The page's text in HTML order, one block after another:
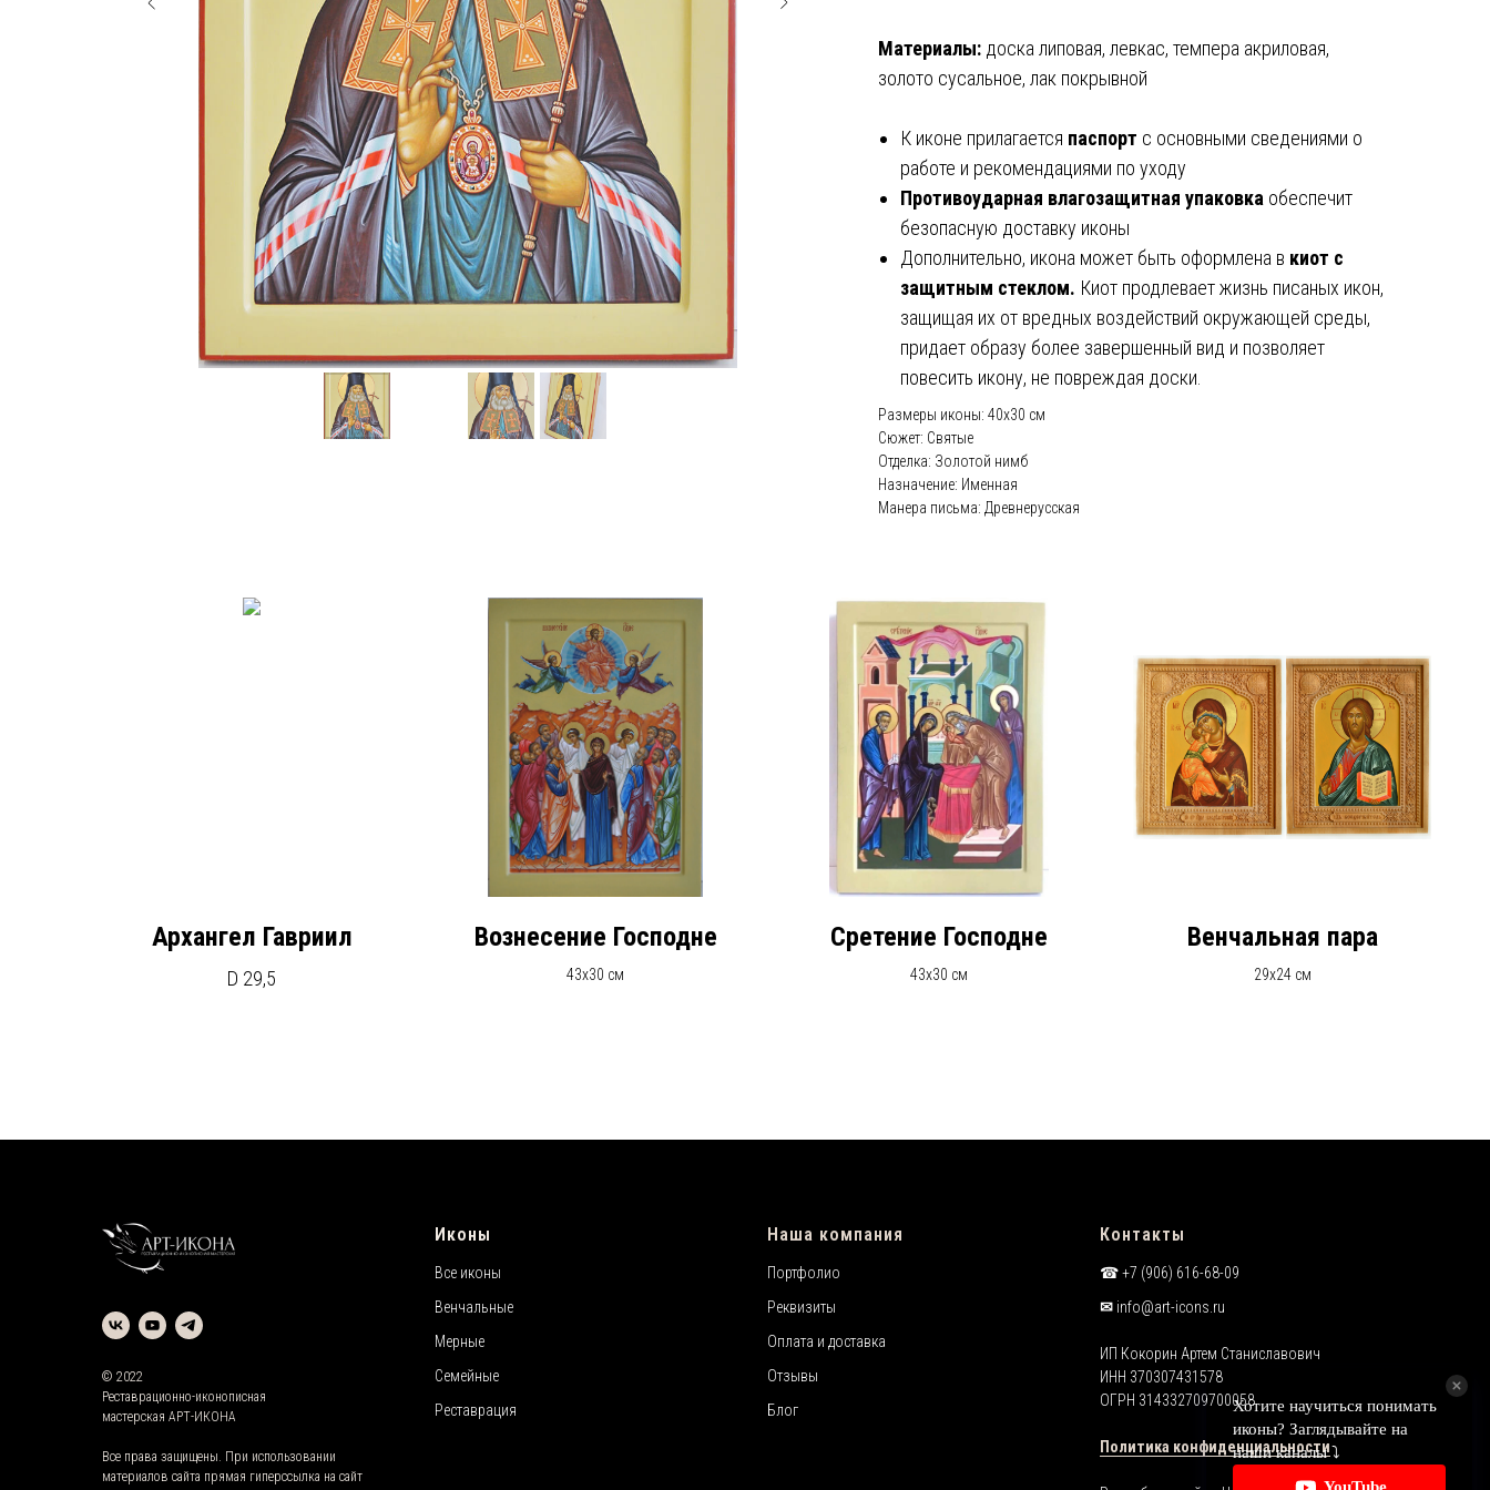
Материалы: доска липовая, левкас, темпера акриловая,
золото сусальное, лак покрывной
К иконе прилагается паспорт с основными сведениями о
работе и рекомендациями по уходу
Противоударная влагозащитная упаковка обеспечит
безопасную доставку иконы
Дополнительно, икона может быть оформлена в киот с
защитным стеклом. Киот продлевает жизнь писаных икон,
защищая их от вредных воздействий окружающей среды,
придает образу более завершенный вид и позволяет
повесить икону, не повреждая доски.
Размеры иконы: 40х30 см
Сюжет: Святые
Отделка: Золотой нимб
Назначение: Именная
Манера письма: Древнерусская
Архангел Гавриил
D 29,5
Вознесение Господне
43х30 см
Сретение Господне
43х30 см
Венчальная пара
29х24 см
© 2022
Реставрационно-иконописная
мастерская АРТ-ИКОНА
Все права защищены. При использовании
материалов сайта прямая гиперссылка на сайт
Иконы
Все иконы
Венчальные
Мерные
Семейные
Реставрация
Наша компания
Портфолио
Реквизиты
Оплата и доставка
Отзывы
Блог
Контакты
☎︎ +7 (906) 616-68-09
✉︎ info@art-icons.ru
ИП Кокорин Артем Станиславович
ИНН 370307431578
ОГРН 314332709700058
Политика конфиденциальности